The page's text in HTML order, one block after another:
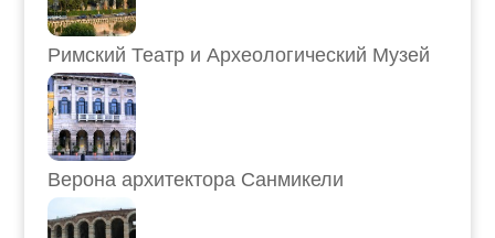
Римский Театр и Археологический Музей
Верона архитектора Санмикели